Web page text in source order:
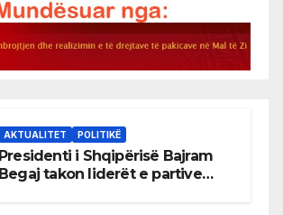
AKTUALITET POLITIKË
Presidenti i Shqipërisë Bajram
Begaj takon liderët e partive